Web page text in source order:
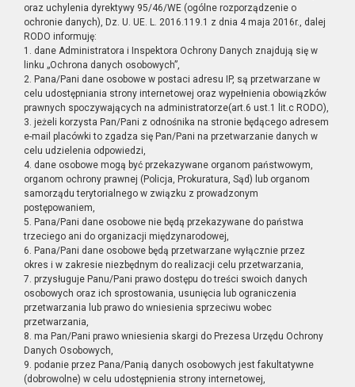
oraz uchylenia dyrektywy 95/46/WE (ogólne rozporządzenie o
ochronie danych), Dz. U. UE. L. 2016.119.1 z dnia 4 maja 2016r., dalej
RODO informuję:
1. dane Administratora i Inspektora Ochrony Danych znajdują się w
linku „Ochrona danych osobowych”,
2. Pana/Pani dane osobowe w postaci adresu IP, są przetwarzane w
celu udostępniania strony internetowej oraz wypełnienia obowiązków
prawnych spoczywających na administratorze(art.6 ust.1 lit.c RODO),
3. jeżeli korzysta Pan/Pani z odnośnika na stronie będącego adresem
e-mail placówki to zgadza się Pan/Pani na przetwarzanie danych w
celu udzielenia odpowiedzi,
4. dane osobowe mogą być przekazywane organom państwowym,
organom ochrony prawnej (Policja, Prokuratura, Sąd) lub organom
samorządu terytorialnego w związku z prowadzonym
postępowaniem,
5. Pana/Pani dane osobowe nie będą przekazywane do państwa
trzeciego ani do organizacji międzynarodowej,
6. Pana/Pani dane osobowe będą przetwarzane wyłącznie przez
okres i w zakresie niezbędnym do realizacji celu przetwarzania,
7. przysługuje Panu/Pani prawo dostępu do treści swoich danych
osobowych oraz ich sprostowania, usunięcia lub ograniczenia
przetwarzania lub prawo do wniesienia sprzeciwu wobec
przetwarzania,
8. ma Pan/Pani prawo wniesienia skargi do Prezesa Urzędu Ochrony
Danych Osobowych,
9. podanie przez Pana/Panią danych osobowych jest fakultatywne
(dobrowolne) w celu udostępnienia strony internetowej,